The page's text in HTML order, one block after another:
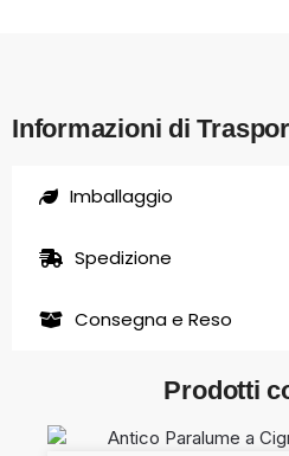
Informazioni di
Imballaggio
Spedizione
Consegna e Reso
Prodotti